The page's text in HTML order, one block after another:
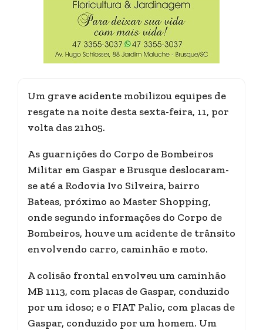
Um grave acidente mobilizou equipes de
resgate na noite desta sexta-feira, 11, por
volta das 21h05.
As guarnições do Corpo de Bombeiros
Militar em Gaspar e Brusque deslocaram-
se até a Rodovia Ivo Silveira, bairro
Bateas, próximo ao Master Shopping,
onde segundo informações do Corpo de
Bombeiros, houve um acidente de trânsito
envolvendo carro, caminhão e moto.
A colisão frontal envolveu um caminhão
MB 1113, com placas de Gaspar, conduzido
por um idoso; e o FIAT Palio, com placas de
Gaspar, conduzido por um homem. Um